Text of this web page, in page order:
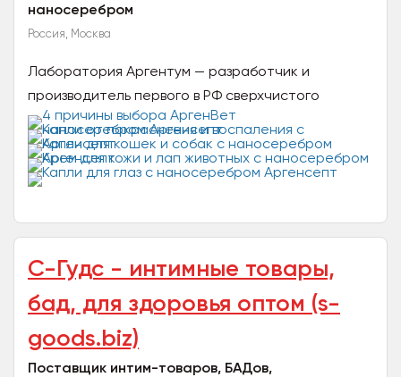
наносеребром
Россия, Москва
Лаборатория Аргентум — разработчик и
производитель первого в РФ сверхчистого
раствора медицинского наносеребра
(коллоидного кластерного серебра от 5...
С-Гудс - интимные товары,
бад, для здоровья оптом (s-
goods.biz)
Поставщик интим-товаров, БАДов,